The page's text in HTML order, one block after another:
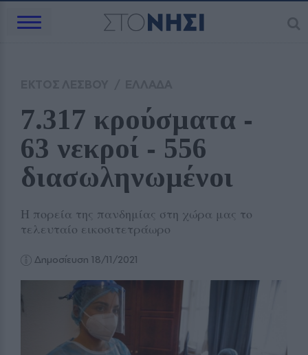
7.317 κρούσματα ‑
63 νεκροί ‑ 556
διασωληνωμένοι
Η πορεία της πανδημίας στη χώρα μας το
τελευταίο εικοσιτετράωρο
Δημοσίευση 18/11/2021